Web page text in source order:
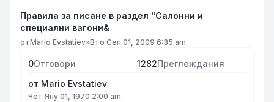
Правила за писане в раздел "Салонни и
специални вагони&
отMario Evstatiev»Вто Сеп 01, 2009 6:35 am
0Отговори 1282Преглеждания
от Mario Evstatiev
Чет Яну 01, 1970 2:00 am